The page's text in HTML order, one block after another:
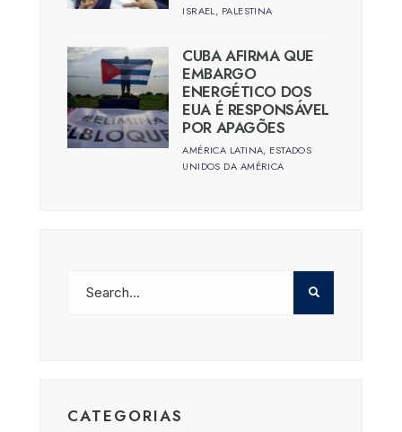
ISRAEL, PALESTINA
CUBA AFIRMA QUE
EMBARGO
ENERGÉTICO DOS
EUA É RESPONSÁVEL
POR APAGÕES
AMÉRICA LATINA, ESTADOS
UNIDOS DA AMÉRICA
CATEGORIAS